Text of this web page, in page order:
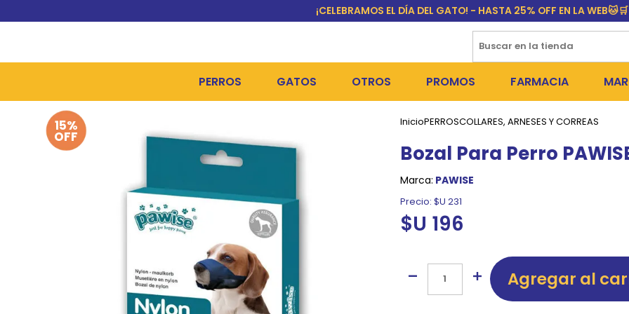
¡CELEBRAMOS EL DÍA DEL GATO! - HASTA 25% OFF EN LA WEB🐱🛒
PERROS
ALIMENTOS HÚMEDOS Y SNACKS
CAMAS Y CASETAS
BOLSOS Y TRANSPORTADORAS
BOLSAS PARA MATERIA
COLLARES, ARNESES Y CORREAS
GATOS
ALIMENTOS HÚMEDOS Y SNACKS
COLLARES Y ACCESORIOS
OTROS PROMOS
PERROS
OUTLET
FARMACIA
PULGUICIDAS Y
15%
OFF
InicioPERROSCOLLARES, ARNESES Y CORREAS
Bozal Para Perro
Marca: PAWISE
Precio: $U 231
$U 196
Agregar al